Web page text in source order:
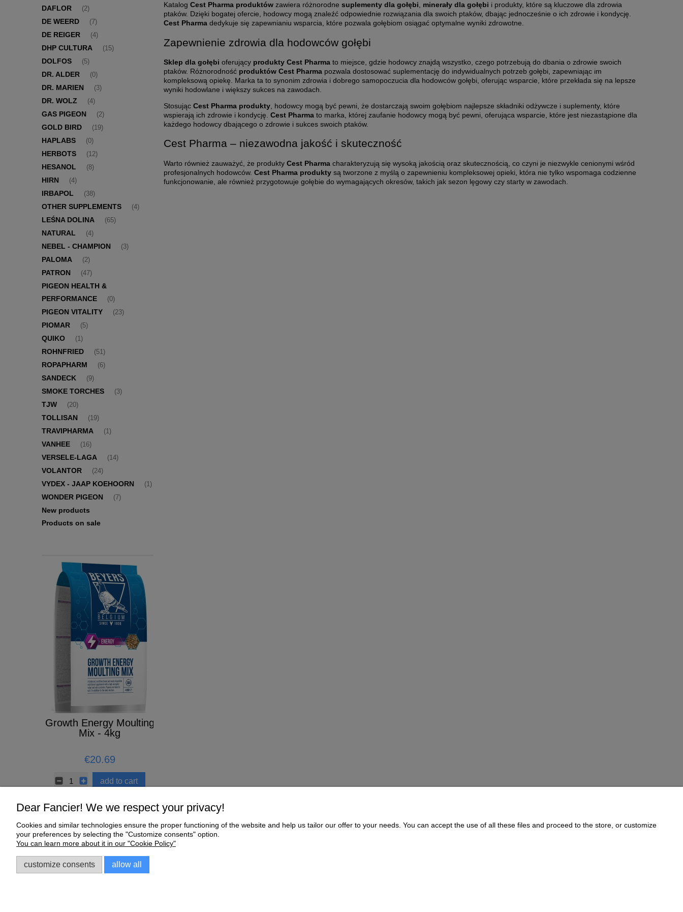
DAFLOR (2)
DE WEERD (7)
DE REIGER (4)
DHP CULTURA (15)
DOLFOS (5)
DR. ALDER (0)
DR. MARIEN (3)
DR. WOLZ (4)
GAS PIGEON (2)
GOLD BIRD (19)
HAPLABS (0)
HERBOTS (12)
HESANOL (8)
HIRN (4)
IRBAPOL (38)
OTHER SUPPLEMENTS (4)
LEŚNA DOLINA (65)
NATURAL (4)
NEBEL - CHAMPION (3)
PALOMA (2)
PATRON (47)
PIGEON HEALTH &
PERFORMANCE
(0)
PIGEON VITALITY (23)
PIOMAR (5)
QUIKO (1)
ROHNFRIED (51)
ROPAPHARM (6)
SANDECK (9)
SMOKE TORCHES (3)
TJW (20)
TOLLISAN (19)
TRAVIPHARMA (1)
VANHEE (16)
VERSELE-LAGA (14)
VOLANTOR (24)
VYDEX - JAAP KOEHOORN (1)
WONDER PIGEON (7)
New products
Products on sale
Growth Energy Moulting
Mix - 4kg
€20.69
add to cart
Katalog Cest Pharma produktów zawiera różnorodne suplementy dla gołębi minerały dla gołębi i produkty, które są kluczowe dla zdrowia
ptaków. Dzięki bogatej ofercie, hodowcy mogą znaleźć odpowiednie rozwiązania dla swoich ptaków, dbając jednocześnie o ich zdrowie i kondycję.
Cest Pharma dedykuje się zapewnianiu wsparcia, które pozwala gołębiom osiągać optymalne wyniki zdrowotne.
Zapewnienie zdrowia dla hodowców gołębi
Sklep dla gołębi oferujący produkty Cest Pharma to miejsce, gdzie hodowcy znajdą wszystko, czego potrzebują do dbania o zdrowie swoich
ptaków. Różnorodność produktów Cest Pharma pozwala dostosować suplementację do indywidualnych potrzeb gołębi, zapewniając im
kompleksową opiekę. Marka ta to synonim zdrowia i dobrego samopoczucia dla hodowców gołębi, oferując wsparcie, które przekłada się na lepsze
wyniki hodowlane i większy sukces na zawodach.
Stosując Cest Pharma produkty , hodowcy mogą być pewni, że dostarczają swoim gołębiom najlepsze składniki odżywcze i suplementy, które
wspierają ich zdrowie i kondycję. Cest Pharma to marka, której zaufanie hodowcy mogą być pewni, oferująca wsparcie, które jest niezastąpione dla
każdego hodowcy dbającego o zdrowie i sukces swoich ptaków.
Cest Pharma – niezawodna jakość i skuteczność
Warto również zauważyć, że produkty Cest Pharma charakteryzują się wysoką jakością oraz skutecznością, co czyni je niezwykle cenionymi wśród
profesjonalnych hodowców. Cest Pharma produkty są tworzone z myślą o zapewnieniu kompleksowej opieki, która nie tylko wspomaga codzienne
funkcjonowanie, ale również przygotowuje gołębie do wymagających okresów, takich jak sezon lęgowy czy starty w zawodach.
Help
Complaints and Warranty
My Account Payment and delivery Informations
Dear Fancier! We we respect your privacy!
Cookies and similar technologies ensure the proper functioning of the website and help us tailor our offer to your needs. You can accept the use of all these files and proceed to the store, or customize
your preferences by selecting the "Customize consents" option.
You can learn more about it in our "Cookie Policy"
customize consents allow all